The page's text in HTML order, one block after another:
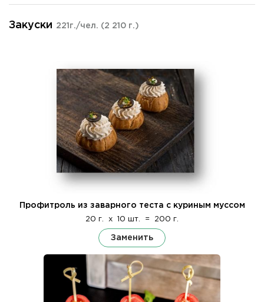
Закуски 221г./чел. (2 210 г.)
Профитроль из заварного теста с куриным муссом
20 г. x 10 шт. = 200 г.
Заменить